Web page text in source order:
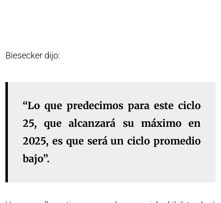
Biesecker dijo:
“Lo que predecimos para este ciclo
25, que alcanzará su máximo en
2025, es que será un ciclo promedio
bajo”.